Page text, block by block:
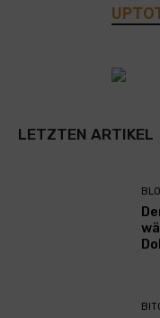
LETZTEN ARTIKEL